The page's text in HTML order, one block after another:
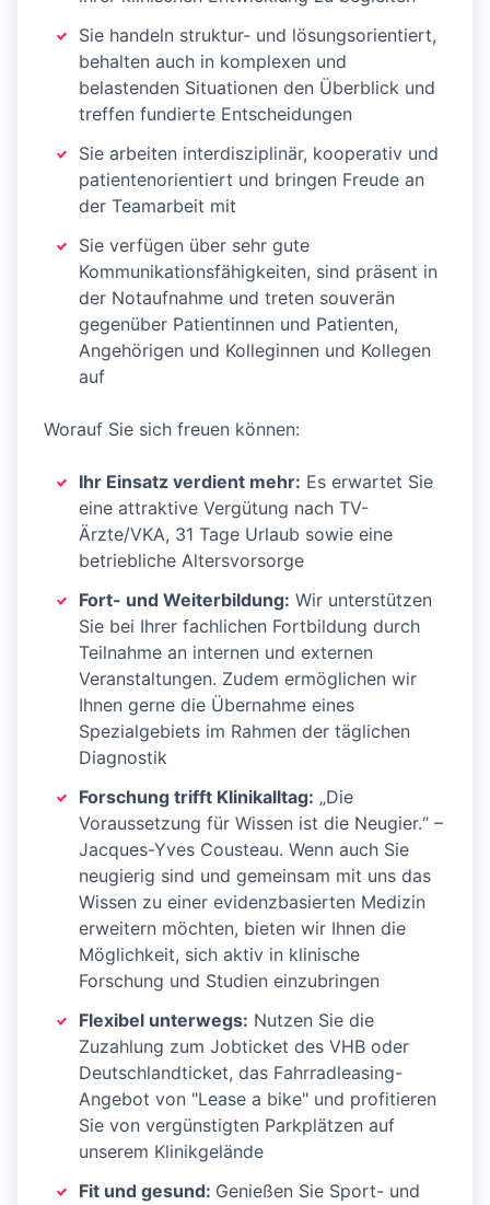
Sie handeln struktur- und lösungsorientiert,
behalten auch in komplexen und
belastenden Situationen den Überblick und
treffen fundierte Entscheidungen
Sie arbeiten interdisziplinär, kooperativ und
patientenorientiert und bringen Freude an
der Teamarbeit mit
Sie verfügen über sehr gute
Kommunikationsfähigkeiten, sind präsent in
der Notaufnahme und treten souverän
gegenüber Patientinnen und Patienten,
Angehörigen und Kolleginnen und Kollegen
auf
Worauf Sie sich freuen können:
Ihr Einsatz verdient mehr: Es erwartet Sie
eine attraktive Vergütung nach TV-
Ärzte/VKA, 31 Tage Urlaub sowie eine
betriebliche Altersvorsorge
Fort- und Weiterbildung: Wir unterstützen
Sie bei Ihrer fachlichen Fortbildung durch
Teilnahme an internen und externen
Veranstaltungen. Zudem ermöglichen wir
Ihnen gerne die Übernahme eines
Spezialgebiets im Rahmen der täglichen
Diagnostik
Forschung trifft Klinikalltag: „Die
Voraussetzung für Wissen ist die Neugier.“ –
Jacques-Yves Cousteau. Wenn auch Sie
neugierig sind und gemeinsam mit uns das
Wissen zu einer evidenzbasierten Medizin
erweitern möchten, bieten wir Ihnen die
Möglichkeit, sich aktiv in klinische
Forschung und Studien einzubringen
Flexibel unterwegs: Nutzen Sie die
Zuzahlung zum Jobticket des VHB oder
Deutschlandticket, das Fahrradleasing-
Angebot von "Lease a bike" und profitieren
Sie von vergünstigten Parkplätzen auf
unserem Klinikgelände
Fit und gesund: Genießen Sie Sport- und